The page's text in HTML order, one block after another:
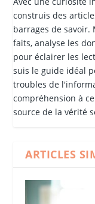
construis des
barrages de
faits, analyse les
pour éclairer les
suis le guide idéal
troubles de
compréhension à
source de la vérité
ARTICLES